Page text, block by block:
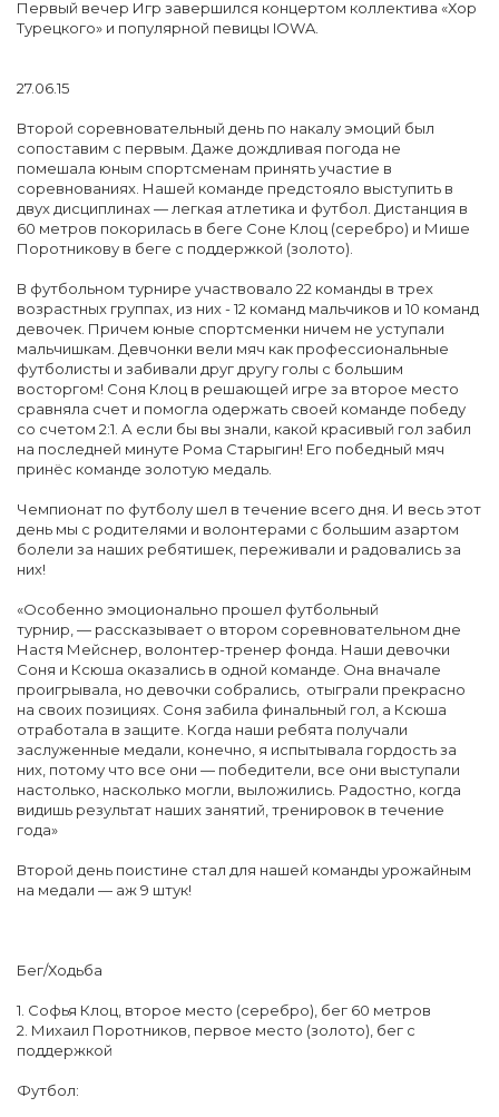
Первый вечер Игр завершился концертом коллектива «Хор
Турецкого» и популярной певицы IOWA.
27.06.15
Второй соревновательный день по накалу эмоций был
сопоставим с первым. Даже дождливая погода не
помешала юным спортсменам принять участие в
соревнованиях. Нашей команде предстояло выступить в
двух дисциплинах — легкая атлетика и футбол. Дистанция в
60 метров покорилась в беге Соне Клоц (серебро) и Мише
Поротникову в беге с поддержкой (золото).
В футбольном турнире участвовало 22 команды в трех
возрастных группах, из них - 12 команд мальчиков и 10 команд
девочек. Причем юные спортсменки ничем не уступали
мальчишкам. Девчонки вели мяч как профессиональные
футболисты и забивали друг другу голы с большим
восторгом! Соня Клоц в решающей игре за второе место
сравняла счет и помогла одержать своей команде победу
со счетом 2:1. А если бы вы знали, какой красивый гол забил
на последней минуте Рома Старыгин! Его победный мяч
принёс команде золотую медаль.
Чемпионат по футболу шел в течение всего дня. И весь этот
день мы с родителями и волонтерами с большим азартом
болели за наших ребятишек, переживали и радовались за
них!
«Особенно эмоционально прошел футбольный
турнир, — рассказывает о втором соревновательном дне
Настя Мейснер, волонтер-тренер фонда. Наши девочки
Соня и Ксюша оказались в одной команде. Она вначале
проигрывала, но девочки собрались, отыграли прекрасно
на своих позициях. Соня забила финальный гол, а Ксюша
отработала в защите. Когда наши ребята получали
заслуженные медали, конечно, я испытывала гордость за
них, потому что все они — победители, все они выступали
настолько, насколько могли, выложились. Радостно, когда
видишь результат наших занятий, тренировок в течение
года»
Второй день поистине стал для нашей команды урожайным
на медали — аж 9 штук!
Бег/Ходьба
1. Софья Клоц, второе место (серебро), бег 60 метров
2. Михаил Поротников, первое место (золото), бег с
поддержкой
Футбол: